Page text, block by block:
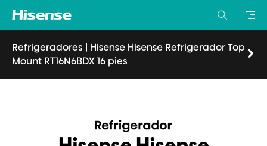
Refrigeradores | Hisense Hisense Refrigerador Top
Mount RT16N6BDX 16 pies